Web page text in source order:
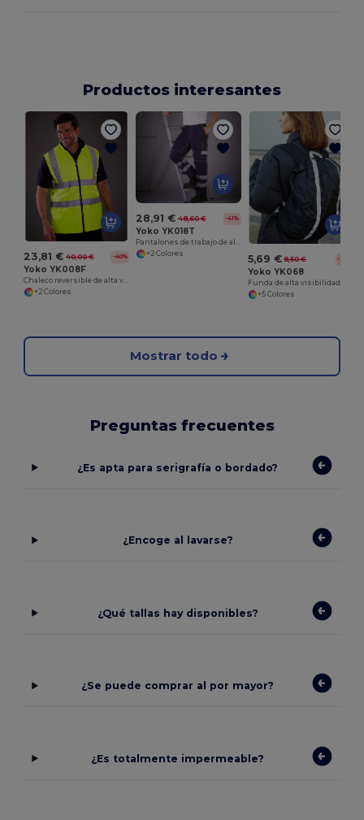
Productos interesantes
23,81 € 40,00 € -40%
Yoko YK008F
+2 Colores
28,91 € 48,60 € -41%
Yoko YK018T
+2 Colores
5,69 € 8,50 € -33%
Yoko YK068
+5 Colores
Mostrar todo
Preguntas frecuentes
¿Es apta para serigrafía o bordado?
¿Encoge al lavarse?
¿Qué tallas hay disponibles?
¿Se puede comprar al por mayor?
¿Es totalmente impermeable?